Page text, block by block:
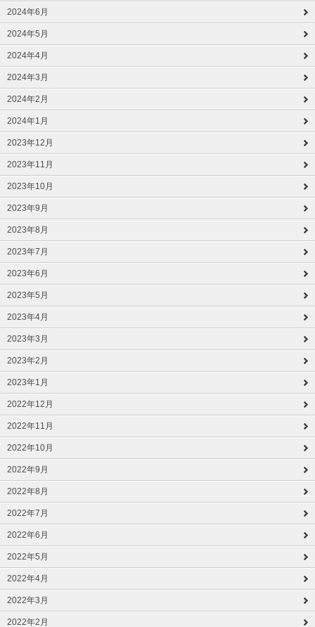
2024年6月
2024年5月
2024年4月
2024年3月
2024年2月
2024年1月
2023年12月
2023年11月
2023年10月
2023年9月
2023年8月
2023年7月
2023年6月
2023年5月
2023年4月
2023年3月
2023年2月
2023年1月
2022年12月
2022年11月
2022年10月
2022年9月
2022年8月
2022年7月
2022年6月
2022年5月
2022年4月
2022年3月
2022年2月